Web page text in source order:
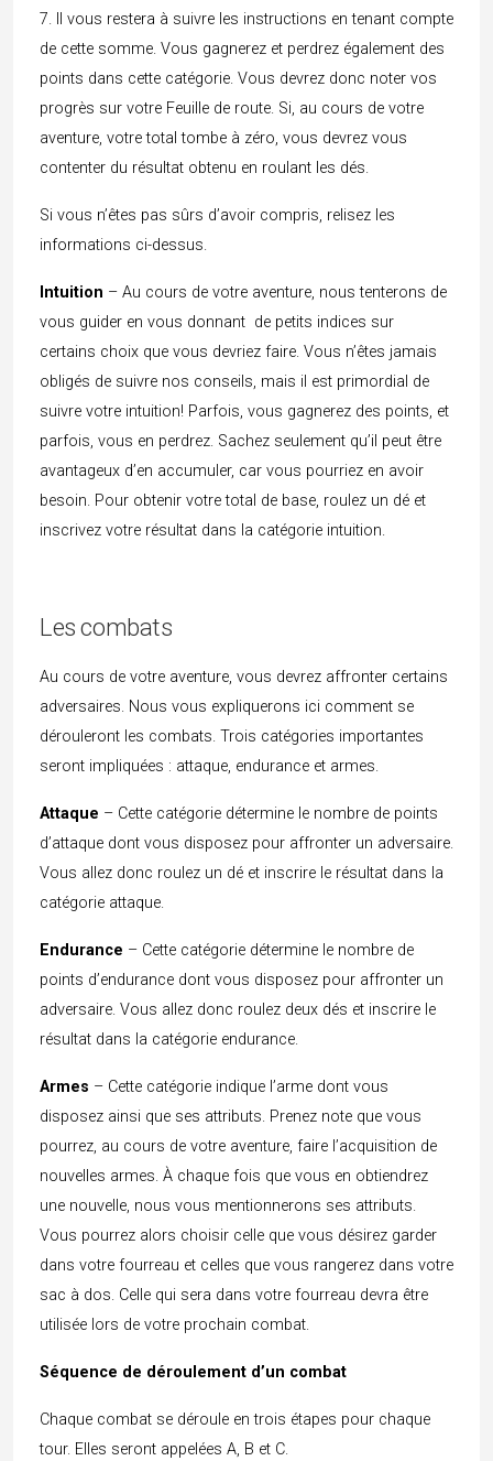
7. Il vous restera à suivre les instructions en tenant compte
de cette somme. Vous gagnerez et perdrez également des
points dans cette catégorie. Vous devrez donc noter vos
progrès sur votre Feuille de route. Si, au cours de votre
aventure, votre total tombe à zéro, vous devrez vous
contenter du résultat obtenu en roulant les dés.
Si vous n’êtes pas sûrs d’avoir compris, relisez les
informations ci-dessus.
Intuition – Au cours de votre aventure, nous tenterons de
vous guider en vous donnant de petits indices sur
certains choix que vous devriez faire. Vous n’êtes jamais
obligés de suivre nos conseils, mais il est primordial de
suivre votre intuition! Parfois, vous gagnerez des points, et
parfois, vous en perdrez. Sachez seulement qu’il peut être
avantageux d’en accumuler, car vous pourriez en avoir
besoin. Pour obtenir votre total de base, roulez un dé et
inscrivez votre résultat dans la catégorie intuition.
Les combats
Au cours de votre aventure, vous devrez affronter certains
adversaires. Nous vous expliquerons ici comment se
dérouleront les combats. Trois catégories importantes
seront impliquées : attaque, endurance et armes.
Attaque – Cette catégorie détermine le nombre de points
d’attaque dont vous disposez pour affronter un adversaire.
Vous allez donc roulez un dé et inscrire le résultat dans la
catégorie attaque.
Endurance – Cette catégorie détermine le nombre de
points d’endurance dont vous disposez pour affronter un
adversaire. Vous allez donc roulez deux dés et inscrire le
résultat dans la catégorie endurance.
Armes – Cette catégorie indique l’arme dont vous
disposez ainsi que ses attributs. Prenez note que vous
pourrez, au cours de votre aventure, faire l’acquisition de
nouvelles armes. À chaque fois que vous en obtiendrez
une nouvelle, nous vous mentionnerons ses attributs.
Vous pourrez alors choisir celle que vous désirez garder
dans votre fourreau et celles que vous rangerez dans votre
sac à dos. Celle qui sera dans votre fourreau devra être
utilisée lors de votre prochain combat.
Séquence de déroulement d’un combat
Chaque combat se déroule en trois étapes pour chaque
tour. Elles seront appelées A, B et C.